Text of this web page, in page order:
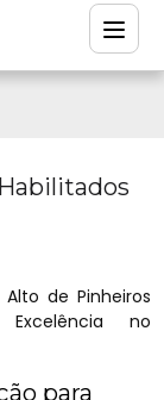
HABILITADOS
de Pinheiros
no
para